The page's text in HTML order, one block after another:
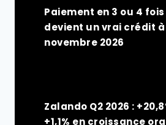
Paiement en 3 ou 4 fois
devient un vrai crédit
novembre 2026
Zalando Q2 2026 :
+1,1% en croissance